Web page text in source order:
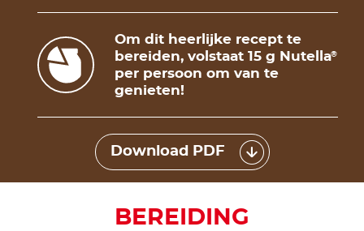
Om dit heerlijke recept te
bereiden, volstaat 15 g Nutella®
per persoon om van te
genieten!
Download PDF
BEREIDING